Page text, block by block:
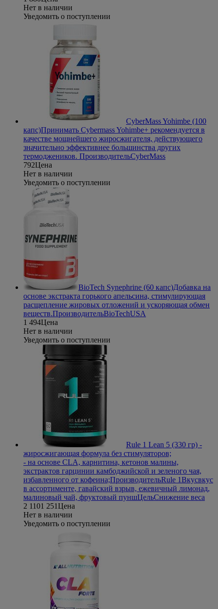
Нет в наличии
Уведомить о поступлении
CyberMass Yohimbe (100
капс)Принимать Cybermass Yohimbe+ рекомендуется в
качестве мощнейшего жиросжигателя, действующего
значительно эффективнее большинства других
термоджеников. ПроизводительCyberMass
792Цена
Нет в наличии
Уведомить о поступлении
BioTech Synephrine (60 капс)Добавка на
основе экстракта горького апельсина, стимулирующая
расщепление жировых отложений и ускоряющая обмен
веществ.ПроизводительBioTechUSA
1 494Цена
Нет в наличии
Уведомить о поступлении
Rule 1 Lean 5 (330 гр) -
жиросжигающая формула без стимуляторов;
- на основе CLA, карнитина, кетонов малины,
экстрактов гарцинии камбоджийской и зеленого чая,
избавленного от кофеина;ПроизводительRule 1Вкусвкус
в ассортименте, гавайский взрыв, ежевичный лимонад,
малиновый чай, фруктовый пуншЦельСнижение веса
2 1101 251Цена
Нет в наличии
Уведомить о поступлении